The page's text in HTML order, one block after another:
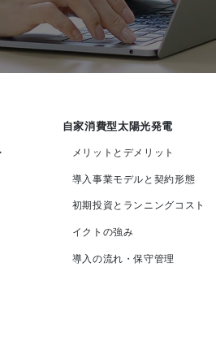
自家消費型太陽光発電
メリットとデメリット
導入事業モデルと契約形態
初期投資とランニングコスト
イクトの強み
導入の流れ・保守管理